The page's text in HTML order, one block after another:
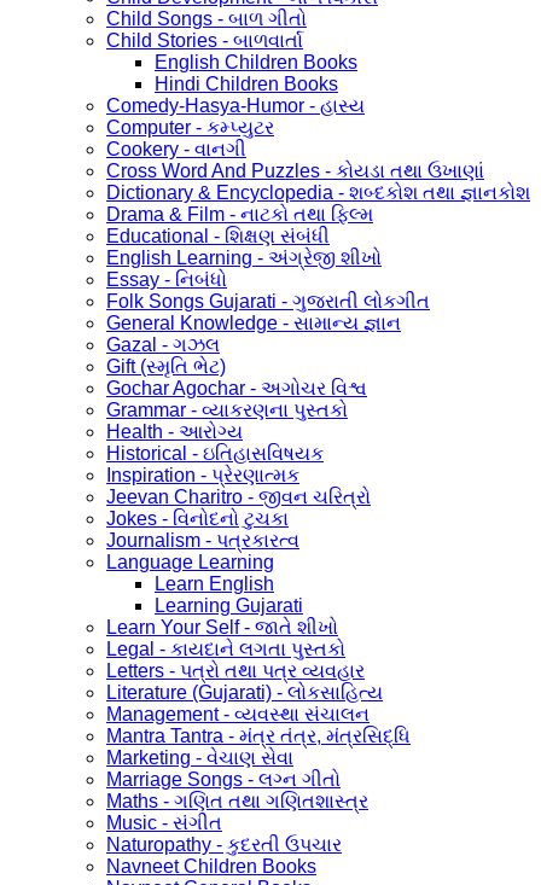
Child Songs - બાળ ગીતો
Child Stories - બાળવાર્તા
English Children Books
Hindi Children Books
Comedy-Hasya-Humor - હાસ્ય
Computer - કમ્પ્યુટર
Cookery - વાનગી
Cross Word And Puzzles - કોયડા તથા ઉખાણાં
Dictionary & Encyclopedia - શબ્દકોશ તથા જ્ઞાનકોશ
Drama & Film - નાટકો તથા ફિલ્મ
Educational - શિક્ષણ સંબંધી
English Learning - અંગ્રેજી શીખો
Essay - નિબંધો
Folk Songs Gujarati - ગુજરાતી લોકગીત
General Knowledge - સામાન્ય જ્ઞાન
Gazal - ગઝલ
Gift (સ્મૃતિ ભેટ)
Gochar Agochar - અગોચર વિશ્વ
Grammar - વ્યાકરણના પુસ્તકો
Health - આરોગ્ય
Historical - ઇતિહાસવિષયક
Inspiration - પ્રેરણાત્મક
Jeevan Charitro - જીવન ચરિત્રો
Jokes - વિનોદનો ટુચકા
Journalism - પત્રકારત્વ
Language Learning
Learn English
Learning Gujarati
Learn Your Self - જાતે શીખો
Legal - કાયદાને લગતા પુસ્તકો
Letters - પત્રો તથા પત્ર વ્યવહાર
Literature (Gujarati) - લોકસાહિત્ય
Management - વ્યવસ્થા સંચાલન
Mantra Tantra - મંત્ર તંત્ર, મંત્રસિદ્ધિ
Marketing - વેચાણ સેવા
Marriage Songs - લગ્ન ગીતો
Maths - ગણિત તથા ગણિતશાસ્ત્ર
Music - સંગીત
Naturopathy - કુદરતી ઉપચાર
Navneet Children Books